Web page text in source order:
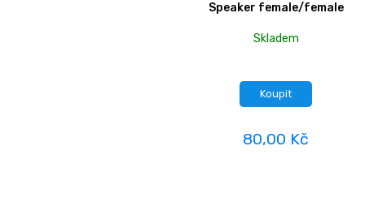
Speaker female/female
Skladem
Koupit
80,00 Kč